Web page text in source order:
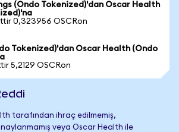
(Ondo Tokenized)'dan Oscar Health
0,323956 OSCRon
Tokenized)'dan Oscar Health (Ondo
5,2129 OSCRon
tarafından ihraç edilmemiş,
veya Oscar Health ile